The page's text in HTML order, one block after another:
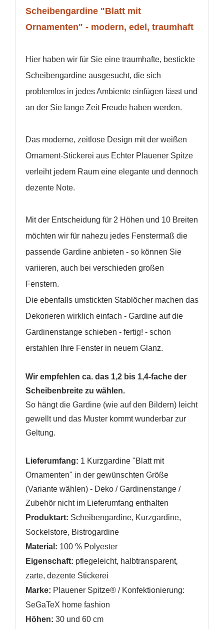
Scheibengardine "Blatt mit
Ornamenten" - modern, edel, traumhaft
Hier haben wir für Sie eine traumhafte, bestickte
Scheibengardine ausgesucht, die sich
problemlos in jedes Ambiente einfügen lässt und
an der Sie lange Zeit Freude haben werden.
Das moderne, zeitlose Design mit der weißen
Ornament-Stickerei aus Echter Plauener Spitze
verleiht jedem Raum eine elegante und dennoch
dezente Note.
Mit der Entscheidung für 2 Höhen und 10 Breiten
möchten wir für nahezu jedes Fenstermaß die
passende Gardine anbieten - so können Sie
variieren, auch bei verschieden großen
Fenstern.
Die ebenfalls umstickten Stablöcher machen das
Dekorieren wirklich einfach - Gardine auf die
Gardinenstange schieben - fertig! - schon
erstahlen Ihre Fenster in neuem Glanz.
Wir empfehlen ca. das 1,2 bis 1,4-fache der
Scheibenbreite zu wählen.
So hängt die Gardine (wie auf den Bildern) leicht
gewellt und das Muster kommt wunderbar zur
Geltung.
Lieferumfang: 1 Kurzgardine "Blatt mit
Ornamenten" in der gewünschten Größe
(Variante wählen) - Deko / Gardinenstange /
Zubehör nicht im Lieferumfang enthalten
Produktart: Scheibengardine, Kurzgardine,
Sockelstore, Bistrogardine
Material: 100 % Polyester
Eigenschaft: pflegeleicht, halbtransparent,
zarte, dezente Stickerei
Marke: Plauener Spitze® / Konfektionierung:
SeGaTeX home fashion
Höhen: 30 und 60 cm
add_circle_outline Neue Liste anlegen
WUNSCHLISTE ERSTELLEN
Wunschliste
erstellen
ANMELDEN
Wunschliste hinzufügen zu können.
Anmelden